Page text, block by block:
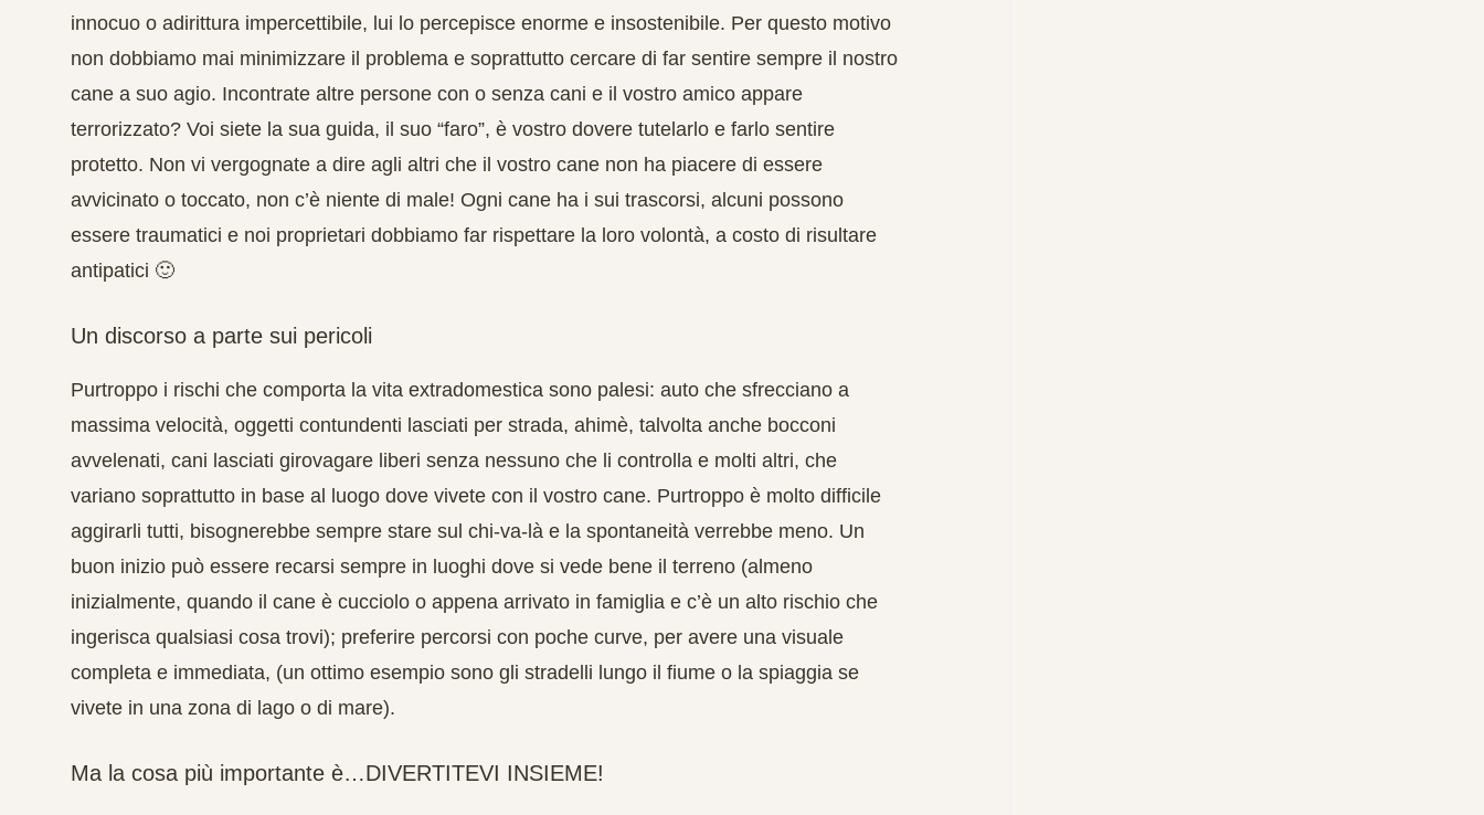
innocuo o adirittura impercettibile, lui lo percepisce enorme e insostenibile. Per questo motivo
non dobbiamo mai minimizzare il problema e soprattutto cercare di far sentire sempre il nostro
cane a suo agio. Incontrate altre persone con o senza cani e il vostro amico appare
terrorizzato? Voi siete la sua guida, il suo “faro”, è vostro dovere tutelarlo e farlo sentire
protetto. Non vi vergognate a dire agli altri che il vostro cane non ha piacere di essere
avvicinato o toccato, non c’è niente di male! Ogni cane ha i sui trascorsi, alcuni possono
essere traumatici e noi proprietari dobbiamo far rispettare la loro volontà, a costo di risultare
antipatici 🙂
Un discorso a parte sui pericoli
Purtroppo i rischi che comporta la vita extradomestica sono palesi: auto che sfrecciano a
massima velocità, oggetti contundenti lasciati per strada, ahimè, talvolta anche bocconi
avvelenati, cani lasciati girovagare liberi senza nessuno che li controlla e molti altri, che
variano soprattutto in base al luogo dove vivete con il vostro cane. Purtroppo è molto difficile
aggirarli tutti, bisognerebbe sempre stare sul chi-va-là e la spontaneità verrebbe meno. Un
buon inizio può essere recarsi sempre in luoghi dove si vede bene il terreno (almeno
inizialmente, quando il cane è cucciolo o appena arrivato in famiglia e c’è un alto rischio che
ingerisca qualsiasi cosa trovi); preferire percorsi con poche curve, per avere una visuale
completa e immediata, (un ottimo esempio sono gli stradelli lungo il fiume o la spiaggia se
vivete in una zona di lago o di mare).
Ma la cosa più importante è…DIVERTITEVI INSIEME!